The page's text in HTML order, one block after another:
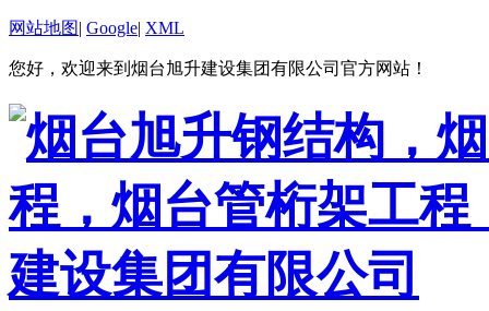
网站地图| Google| XML
您好，欢迎来到烟台旭升建设集团有限公司官方网站！